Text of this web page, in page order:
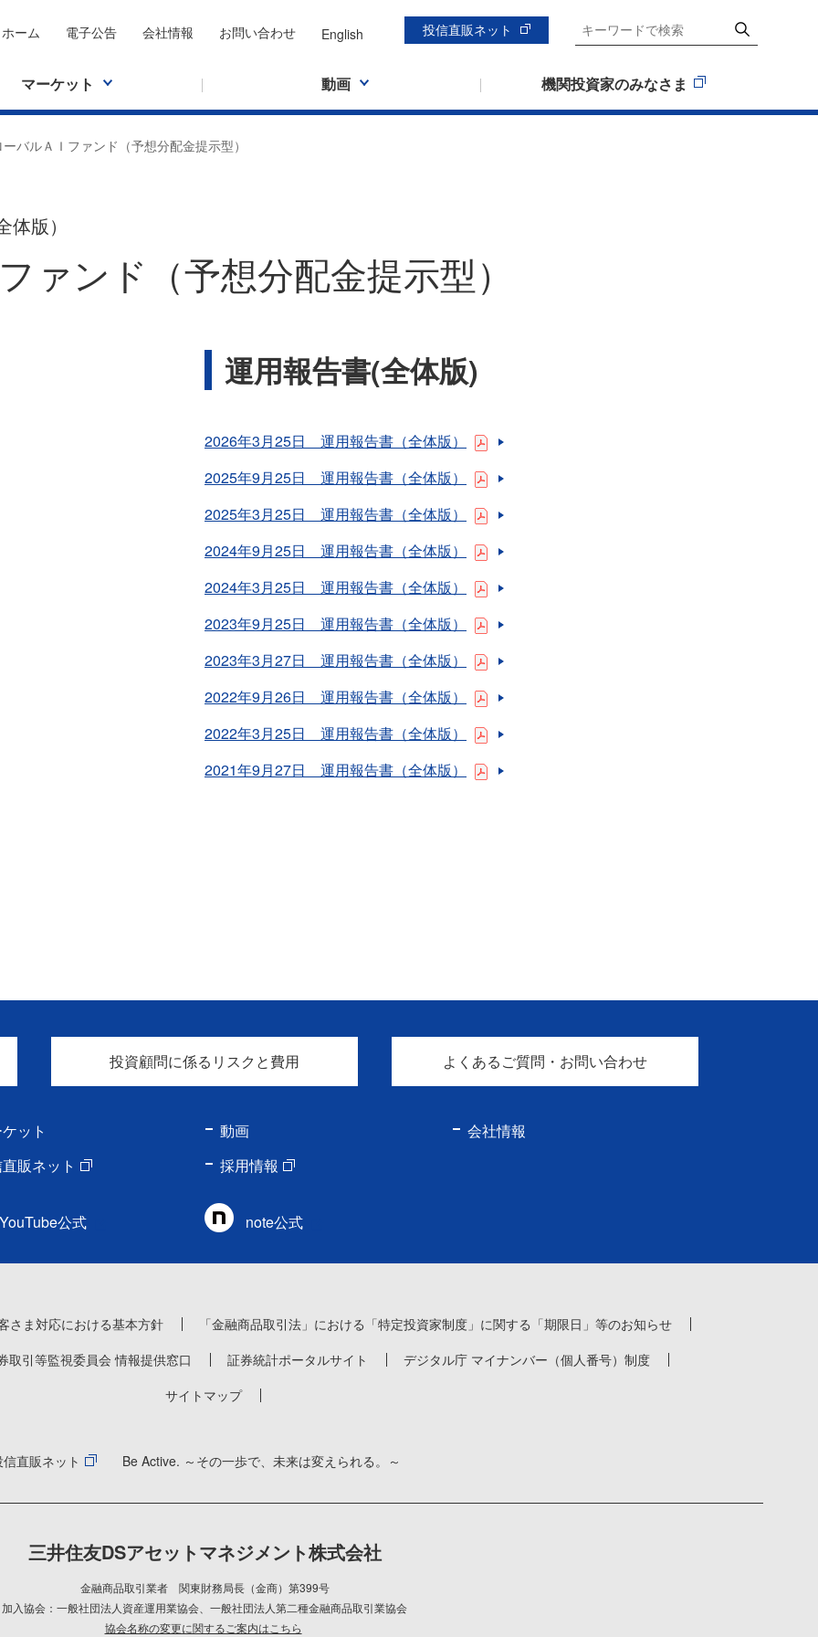
ホーム 電子公告 会社情報 お問い合わせ English 投信直販ネット
マーケット 動画 機関投資家のみなさま
ーバルＡＩファンド（予想分配金提示型）
版）
ァンド（予想分配金提示型）
運用報告書(全体版)
2026年3月25日 運用報告書（全体版）
2025年9月25日 運用報告書（全体版）
2025年3月25日 運用報告書（全体版）
2024年9月25日 運用報告書（全体版）
2024年3月25日 運用報告書（全体版）
2023年9月25日 運用報告書（全体版）
2023年3月27日 運用報告書（全体版）
2022年9月26日 運用報告書（全体版）
2022年3月25日 運用報告書（全体版）
2021年9月27日 運用報告書（全体版）
投資顧問に係るリスクと費用 よくあるご質問・お問い合わせ
ット 動画
会社情報
販ネット 採用情報
YouTube公式 note公式
さま対応における基本方針
「金融商品取引法」における「特定投資家制度」に関する「期限日」等のお知らせ
取引等監視委員会 情報提供窓口 証券統計ポータルサイト
デジタル庁 マイナンバー（個人番号）制度
サイトマップ
信直販ネット Be Active. ～その一歩で、未来は変えられる。～
三井住友DSアセットマネジメント株式会社
金融商品取引業者 関東財務局長（金商）第399号
加入協会：一般社団法人資産運用業協会
一般社団法人第二種金融商品取引業協会
協会名称の変更に関するご案内はこちら